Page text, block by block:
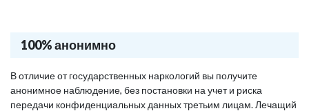
100% анонимно
В отличие от государственных наркологий вы получите
анонимное наблюдение, без постановки на учет и риска
передачи конфиденциальных данных третьим лицам. Лечащий